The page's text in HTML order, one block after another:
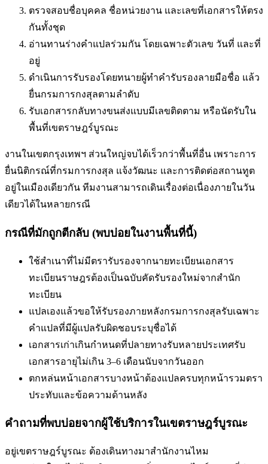
ตรวจสอบชื่อบุคคล ชื่อหน่วยงาน และเลขที่เอกสารให้ตรง
กันทั้งชุด
อ่านทานร่างคำแปลร่วมกัน โดยเฉพาะตัวเลข วันที่ และที่
อยู่
ดำเนินการรับรองโดยทนายผู้ทำคำรับรองลายมือชื่อ แล้ว
ยื่นกรมการกงสุลตามลำดับ
รับเอกสารกลับทางขนส่งแบบมีเลขติดตาม หรือนัดรับใน
พื้นที่เขตราษฎร์บูรณะ
งานในเขตกรุงเทพฯ ส่วนใหญ่จบได้เร็วกว่าพื้นที่อื่น เพราะการ
ยื่นนิติกรณ์ที่กรมการกงสุล แจ้งวัฒนะ และการติดต่อสถานทูต
อยู่ในเมืองเดียวกัน ทีมงานสามารถเดินเรื่องต่อเนื่องภายในวัน
เดียวได้ในหลายกรณี
กรณีที่มักถูกตีกลับ (พบบ่อยในงานพื้นที่นี้)
ใช้สำเนาที่ไม่มีตรารับรองจากนายทะเบียนเอกสาร
ทะเบียนราษฎรต้องเป็นฉบับคัดรับรองใหม่จากสำนัก
ทะเบียน
แปลเองแล้วขอให้รับรองภายหลังกรมการกงสุลรับเฉพาะ
คำแปลที่มีผู้แปลรับผิดชอบระบุชื่อได้
เอกสารเก่าเกินกำหนดที่ปลายทางรับหลายประเทศรับ
เอกสารอายุไม่เกิน 3–6 เดือนนับจากวันออก
ตกหล่นหน้าเอกสารบางหน้าต้องแปลครบทุกหน้ารวมตรา
ประทับและข้อความด้านหลัง
คำถามที่พบบ่อยจากผู้ใช้บริการในเขตราษฎร์บูรณะ
อยู่เขตราษฎร์บูรณะ ต้องเดินทางมาสำนักงานไหม